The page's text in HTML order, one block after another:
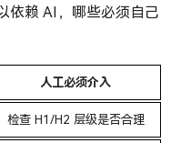
依赖 AI，哪些必须自己
人工必须介入
检查 H1/H2 层级是否合理